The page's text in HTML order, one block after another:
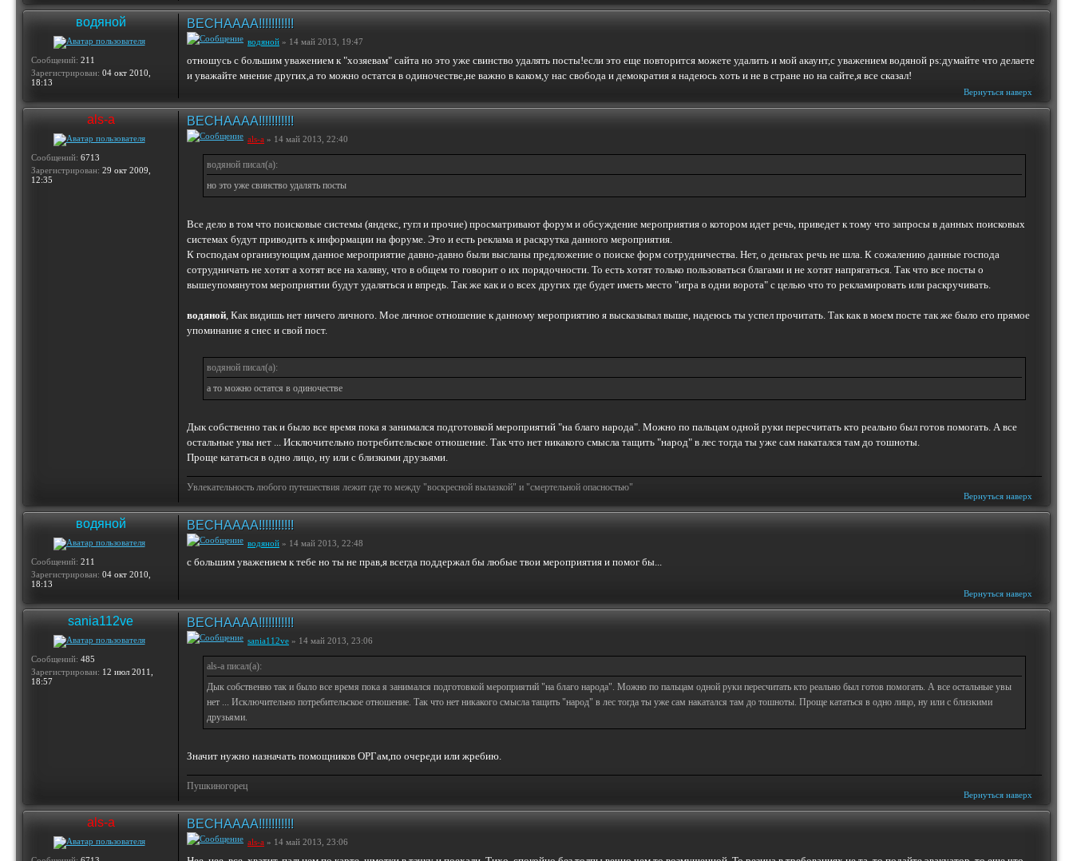
водяной
Сообщений: 211
Зарегистрирован: 04 окт 2010,
18:13
ВЕСНАААА!!!!!!!!!!!
водяной » 14 май 2013, 19:47
отношусь с большим уважением к "хозяевам" сайта но это уже свинство удалять посты!если это еще повторится можете удалить и мой акаунт,с уважением водяной ps:думайте что делаете
и уважайте мнение других,а то можно остатся в одиночестве,не важно в каком,у нас свобода и демократия я надеюсь хоть и не в стране но на сайте,я все сказал!
Вернуться наверх
als-a
Сообщений: 6713
Зарегистрирован: 29 окт 2009,
12:35
ВЕСНАААА!!!!!!!!!!!
als-a » 14 май 2013, 22:40
водяной писал(а):
но это уже свинство удалять посты
Все дело в том что поисковые системы (яндекс, гугл и прочие) просматривают форум и обсуждение мероприятия о котором идет речь, приведет к тому что запросы в данных поисковых
системах будут приводить к информации на форуме. Это и есть реклама и раскрутка данного мероприятия.
К господам организующим данное мероприятие давно-давно были высланы предложение о поиске форм сотрудничества. Нет, о деньгах речь не шла. К сожалению данные господа
сотрудничать не хотят а хотят все на халяву, что в общем то говорит о их порядочности. То есть хотят только пользоваться благами и не хотят напрягаться. Так что все посты о
вышеупомянутом мероприятии будут удаляться и впредь. Так же как и о всех других где будет иметь место "игра в одни ворота" с целью что то рекламировать или раскручивать.
водяной, Как видишь нет ничего личного. Мое личное отношение к данному мероприятию я высказывал выше, надеюсь ты успел прочитать. Так как в моем посте так же было его прямое
упоминание я снес и свой пост.
водяной писал(а):
а то можно остатся в одиночестве
Дык собственно так и было все время пока я занимался подготовкой мероприятий "на благо народа". Можно по пальцам одной руки пересчитать кто реально был готов помогать. А все
остальные увы нет ... Исключительно потребительское отношение. Так что нет никакого смысла тащить "народ" в лес тогда ты уже сам накатался там до тошноты.
Проще кататься в одно лицо, ну или с близкими друзьями.
Увлекательность любого путешествия лежит где то между "воскресной вылазкой" и "смертельной опасностью"
Вернуться наверх
водяной
Сообщений: 211
Зарегистрирован: 04 окт 2010,
18:13
ВЕСНАААА!!!!!!!!!!!
водяной » 14 май 2013, 22:48
с большим уважением к тебе но ты не прав,я всегда поддержал бы любые твои мероприятия и помог бы...
Вернуться наверх
sania112ve
Сообщений: 485
Зарегистрирован: 12 июл 2011,
18:57
ВЕСНАААА!!!!!!!!!!!
sania112ve » 14 май 2013, 23:06
als-a писал(а):
Дык собственно так и было все время пока я занимался подготовкой мероприятий "на благо народа". Можно по пальцам одной руки пересчитать кто реально был готов помогать. А все остальные увы
нет ... Исключительно потребительское отношение. Так что нет никакого смысла тащить "народ" в лес тогда ты уже сам накатался там до тошноты. Проще кататься в одно лицо, ну или с близкими
друзьями.
Значит нужно назначать помощников ОРГам,по очереди или жребию.
Пушкиногорец
Вернуться наверх
als-a ВЕСНАААА!!!!!!!!!!!
als-a » 14 май 2013, 23:06